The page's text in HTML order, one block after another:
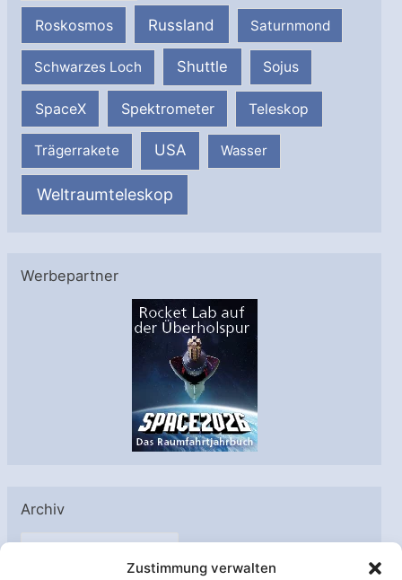
Zustimmung verwalten
Roskosmos Russland Saturnmond
Schwarzes Loch Shuttle Sojus
SpaceX Spektrometer Teleskop
Trägerrakete USA Wasser
Weltraumteleskop
Werbepartner
Archiv
A